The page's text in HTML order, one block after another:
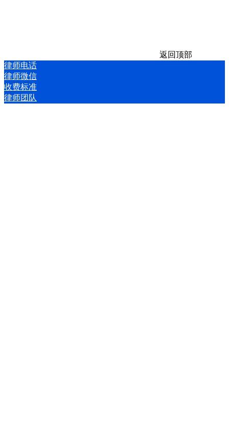
返回顶部
律师电话
律师微信
收费标准
律师团队